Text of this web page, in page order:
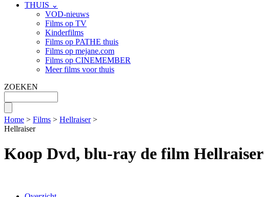
THUIS ⌄
VOD-nieuws
Films op TV
Kinderfilms
Films op PATHE thuis
Films op mejane.com
Films op CINEMEMBER
Meer films voor thuis
ZOEKEN
Home > Films > Hellraiser>
Hellraiser
Koop Dvd, blu-ray de film Hellraiser